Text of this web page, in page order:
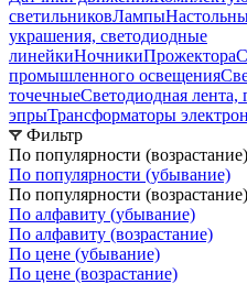
светильниковЛампы
украшения, светодиодные
линейкиНочникиПрожектора
промышленного освещения
точечныеСветодиодная лента,
эпрыТрансформаторы
Фильтр
По популярности (возрастание)
По популярности (убывание)
По популярности (возрастание)
По алфавиту (убывание)
По алфавиту (возрастание)
По цене (убывание)
По цене (возрастание)